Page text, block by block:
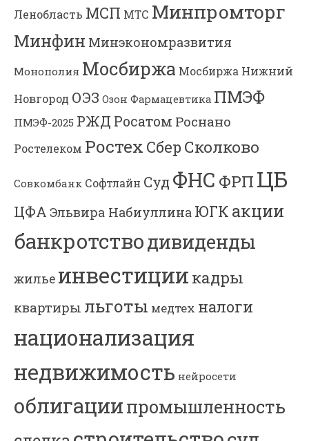
Ленобласть МСП МТС Минпромторг
Минфин Минэкономразвития
Монополия Мосбиржа Мосбиржа Нижний
Новгород ОЭЗ Озон Фармацевтика ПМЭФ
ПМЭФ-2025 РЖД Росатом Роснано
Ростелеком Ростех Сбер Сколково
Совкомбанк Софтлайн Суд ФНС ФРП ЦБ
ЦФА Эльвира Набиуллина ЮГК акции
банкротстводивиденды
жилье инвестиции кадры
квартиры льготы медтех налоги
национализация
недвижимость нейросети
облигациипромышленность